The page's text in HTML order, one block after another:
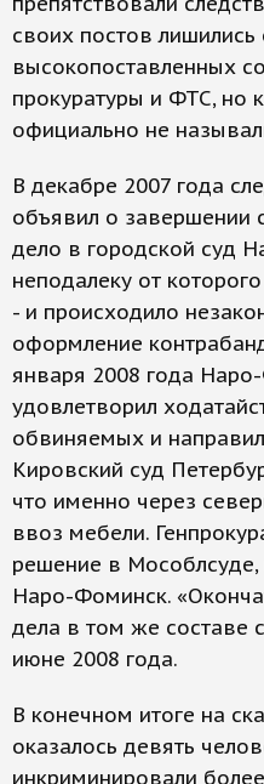
своих постов
высокопоставленных
прокуратуры и ФТС, но
официально не
В декабре 2007 года
объявил о завершении
дело в городской суд
неподалеку от
- и происходило
оформление
января 2008 года
удовлетворил
обвиняемых и
Кировский суд
что именно через
ввоз мебели.
решение в Мособлсуде,
Наро-Фоминск.
дела в том же составе
июне 2008 года.
В конечном итоге на
оказалось девять
инкриминировали